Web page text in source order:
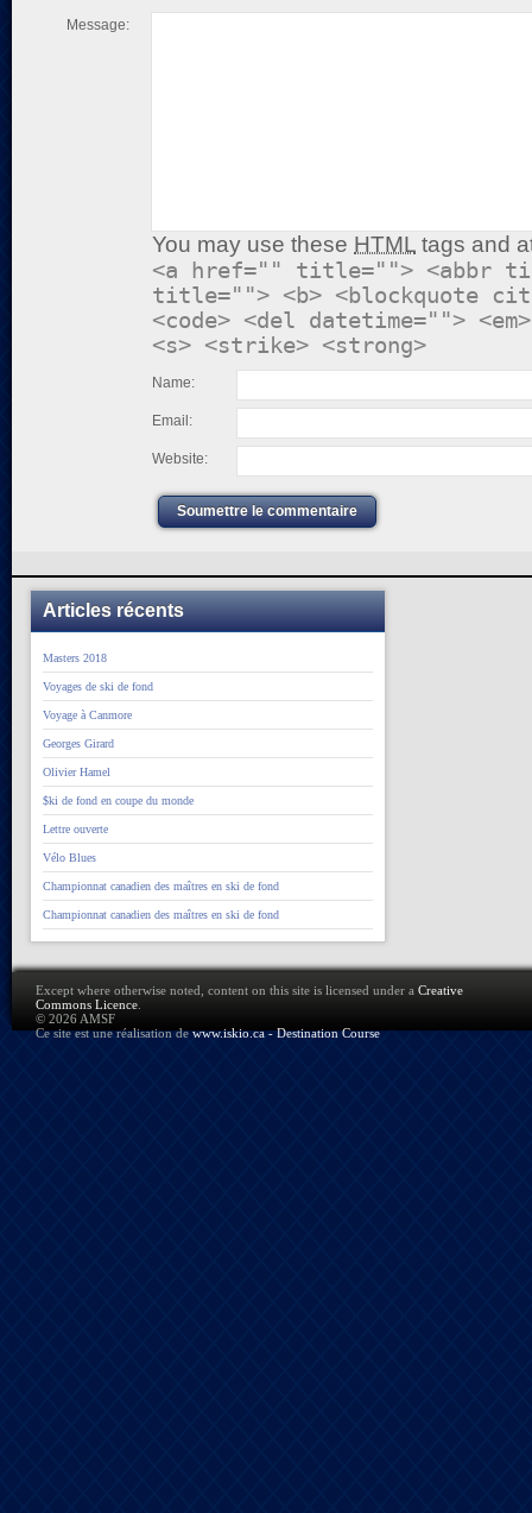
Message:
You may use these HTML tags and
<a href="" title=""> <abbr
title=""> <b> <blockquote
<code> <del datetime="">
<s> <strike> <strong>
Name:
Email:
Website:
Soumettre le commentaire
Articles récents
Masters 2018
Voyages de ski de fond
Voyage à Canmore
Georges Girard
Olivier Hamel
$ki de fond en coupe du monde
Lettre ouverte
Vélo Blues
Championnat canadien des maîtres en ski de fond
Championnat canadien des maîtres en ski de fond
Except where otherwise noted, content on this site is licensed under a Creative
Commons Licence
© 2026 AMSF
Ce site est une réalisation dewww.iskio.ca - Destination Course